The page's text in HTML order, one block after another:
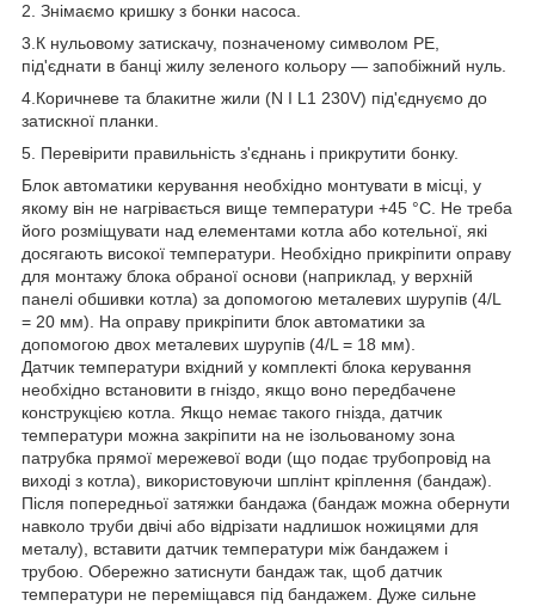
2. Знімаємо кришку з бонки насоса.
3.К нульовому затискачу, позначеному символом РЕ,
під'єднати в банці жилу зеленого кольору — запобіжний нуль.
4.Коричневе та блакитне жили (N I L1 230V) під'єднуємо до
затискної планки.
5. Перевірити правильність з'єднань і прикрутити бонку.
Блок автоматики керування необхідно монтувати в місці, у
якому він не нагрівається вище температури +45 °C. Не треба
його розміщувати над елементами котла або котельної, які
досягають високої температури. Необхідно прикріпити оправу
для монтажу блока обраної основи (наприклад, у верхній
панелі обшивки котла) за допомогою металевих шурупів (4/L
= 20 мм). На оправу прикріпити блок автоматики за
допомогою двох металевих шурупів (4/L = 18 мм).
Датчик температури вхідний у комплекті блока керування
необхідно встановити в гніздо, якщо воно передбачене
конструкцією котла. Якщо немає такого гнізда, датчик
температури можна закріпити на не ізольованому зона
патрубка прямої мережевої води (що подає трубопровід на
виході з котла), використовуючи шплінт кріплення (бандаж).
Після попередньої затяжки бандажа (бандаж можна обернути
навколо труби двічі або відрізати надлишок ножицями для
металу), вставити датчик температури між бандажем і
трубою. Обережно затиснути бандаж так, щоб датчик
температури не переміщався під бандажем. Дуже сильне